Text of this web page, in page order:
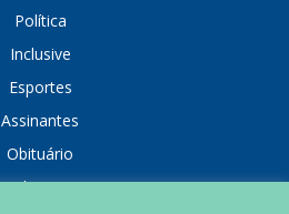
Política
Inclusive
Esportes
Assinantes
Obituário
Colunistas